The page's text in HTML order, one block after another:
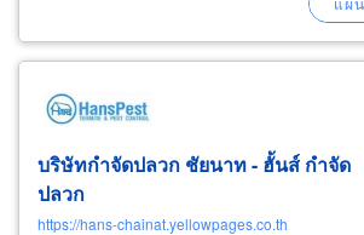
บริษัทกำจัดปลวก ชัยนาท - ฮั้นส์ กำจัด
ปลวก
https://hans-chainat.yellowpages.co.th